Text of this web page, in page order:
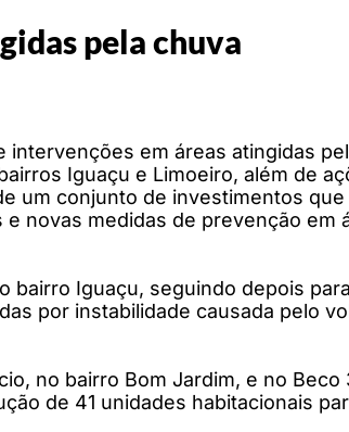
pela chuva
intervenções em áreas atingidas
Iguaçu e Limoeiro, além de
um conjunto de investimentos que
novas medidas de prevenção em
bairro Iguaçu, seguindo depois
por instabilidade causada pelo
no bairro Bom Jardim, e no Beco
de 41 unidades habitacionais